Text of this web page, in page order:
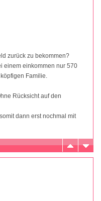
zurück zu bekommen?
einem einkommen nur 570
Familie.
Rücksicht auf den
dann erst nochmal mit